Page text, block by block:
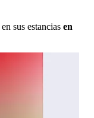
en sus estancias en